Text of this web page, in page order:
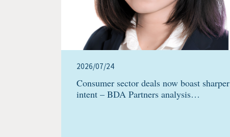
2026/07/24
Consumer sector deals now boast sharper
intent – BDA Partners analysis…